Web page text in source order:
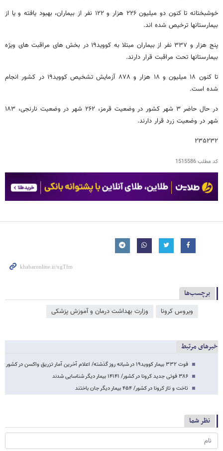
خوشبختانه تا کنون دو میلیون ۲۲۶ هزار و ۱۲۲ نفر از بیماران، بهبود یافته و یا از
بیمارستانها ترخیص شده اند.
پنج هزار و ۳۳۷ نفر از بیماران مبتلا به کووید۱۹ در بخش های مراقبت های ویژه
بیمارستانها تحت مراقبت قرار دارند.
تا کنون ۱۸ میلیون و ۱۸ هزار و ۸۷۸ آزمایش تشخیص کووید۱۹ در کشور انجام
شده است.
در حال حاضر ۳ شهر کشور در وضعیت قرمز، ۲۶۲ شهر در وضعیت نارنجی، ۱۸۳
شهر در وضعیت زرد قرار دارند.
۲۳۵۲۳۲
کد مطلب1515586
برچسب‌ها
ویروس کرونا وزارت بهداشت درمان و آموزش پزشکی
خبرهای مرتبط
فوت ۳۳۲ بیمار کووید۱۹ در شبانه روز گذشته/ اعلام آخرین آمار تزریق واکسن در کشور
۳۸۶ فوتی جدید کرونا در کشور/ ۱۴۱۴۱ بیمار دیگر شناسایی شدند
تاخت و تاز کرونا در کشور/ ۴۵۴ بیمار دیگر جان باختند
نظر شما